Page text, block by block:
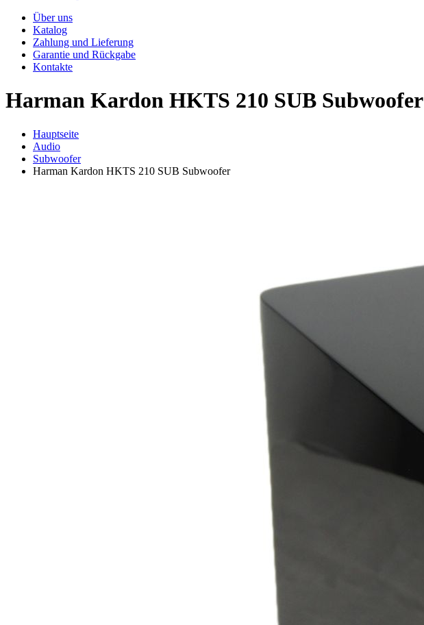
Über uns
Katalog
Zahlung und Lieferung
Garantie und Rückgabe
Kontakte
Harman Kardon HKTS 210 SUB Subwoofer
Hauptseite
Audio
Subwoofer
Harman Kardon HKTS 210 SUB Subwoofer